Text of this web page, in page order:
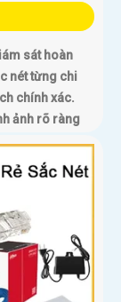
sát hoàn
nét từng chi
chính xác.
ảnh rõ ràng